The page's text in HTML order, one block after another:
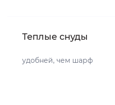
Теплые снуды
удобней, чем шарф